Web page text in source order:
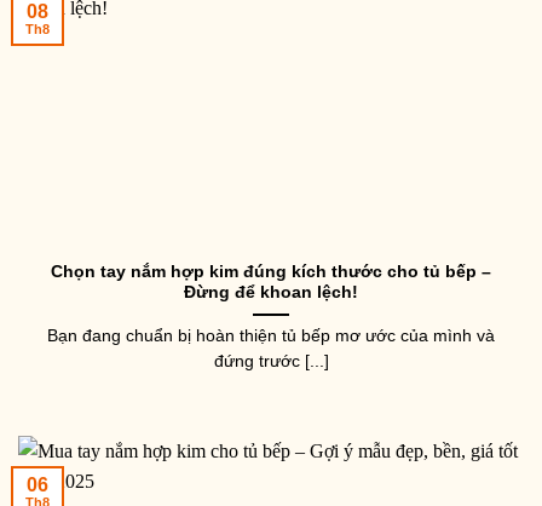
Chọn tay nắm hợp kim đúng kích thước cho tủ bếp –
Đừng để khoan lệch!
Bạn đang chuẩn bị hoàn thiện tủ bếp mơ ước của mình và
đứng trước [...]
08
Th8
06
Th8